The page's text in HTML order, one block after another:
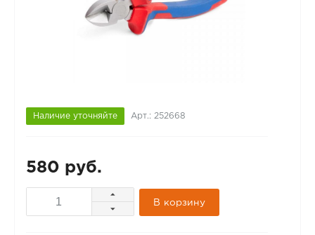
Наличие уточняйте Арт.: 252668
580 руб.
В корзину